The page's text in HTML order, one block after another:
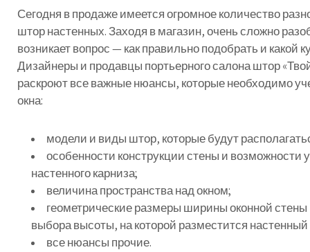
Сегодня впродажеимеетсяогромноеколичество
шторнастенных.Заходя вмагазин,оченьсложно
возникаетвопрос—какправильноподобрать и какой
Дизайнеры и продавцы портьерногосалонаштор
раскроютвсеважныенюансы, которыенеобходимо
окна:
модели и виды штор, которыебудут
особенности конструкциистены и возможности
настенногокарниза;
величинапространстванадокном;
геометрическиеразмеры шириныоконнойстены
выборавысоты, накоторой разместится настенный
всенюансы прочие.